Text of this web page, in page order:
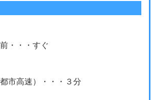
・・・すぐ
高速）・・・３分